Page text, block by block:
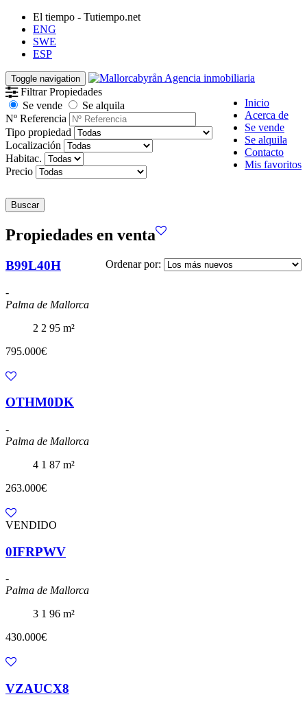
El tiempo - Tutiempo.net
ENG
SWE
ESP
Toggle navigation
Inicio
Acerca de
Se vende
Se alquila
Contacto
Mis favoritos
Filtrar Propiedades
Se vende
Se alquila
Nº Referencia
Tipo propiedad
Localización
Habitac.
Precio
Buscar
Propiedades en venta
Ordenar por:
B99L40H
-
Palma de Mallorca
2 2 95 m²
795.000€
OTHM0DK
-
Palma de Mallorca
4 1 87 m²
263.000€
VENDIDO
0IFRPWV
-
Palma de Mallorca
3 1 96 m²
430.000€
VZAUCX8